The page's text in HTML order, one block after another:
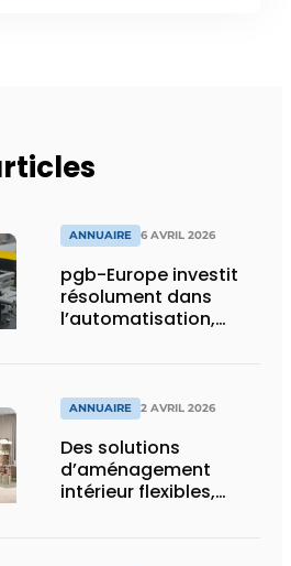
ANNUAIRE 6 AVRIL 2026
pgb-Europe investit
résolument dans
l’automatisation,
ANNUAIRE 2 AVRIL 2026
Des solutions
d’aménagement
intérieur flexibles,